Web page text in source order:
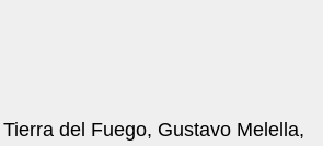
del Fuego, Gustavo Melella,